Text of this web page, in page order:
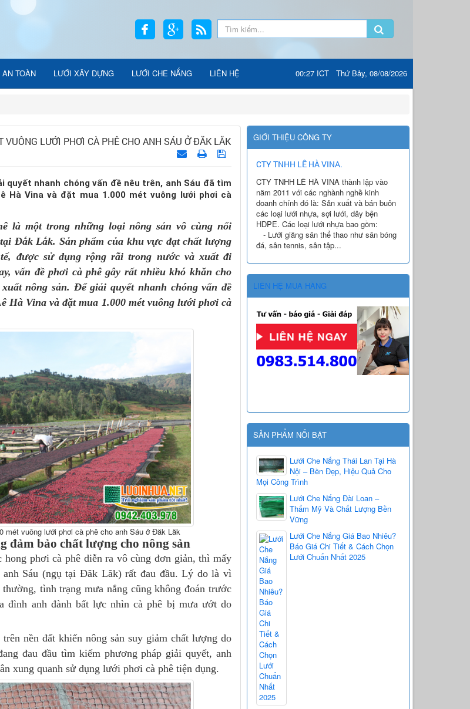
AN TOÀN LƯỚI XÂY DỰNG LƯỚI CHE NẮNG LIÊN HỆ 00:27 ICT Thứ Bảy, 08/08/2026
VUÔNG LƯỚI PHƠI CÀ PHÊ CHO ANH SÁU Ở ĐĂK LĂK
quyết nhanh chóng vấn đề nêu trên, anh Sáu đã tìm
Hà Vina và đặt mua 1.000 mét vuông lưới phơi cà
là một trong những loại nông sản vô cùng nổi
Đắk Lắk. Sản phẩm của khu vực đạt chất lượng
được sử dụng rộng rãi trong nước và xuất đi
vấn đề phơi cà phê gây rất nhiều khó khăn cho
nông sản. Để giải quyết nhanh chóng vấn đề
Hà Vina và đặt mua 1.000 mét vuông lưới phơi cà
mét vuông lưới phơi cà phê cho anh Sáu ở Đăk Lăk
đảm bảo chất lượng cho nông sản
phơi cà phê diễn ra vô cùng đơn giản, thì mấy
Sáu (ngụ tại Đăk Lăk) rất đau đầu. Lý do là vì
tình trạng mưa nắng cũng không đoán trước
đình anh đành bất lực nhìn cà phê bị mưa ướt do
nền đất khiến nông sản suy giảm chất lượng do
đau đầu tìm kiếm phương pháp giải quyết, anh
xung quanh sử dụng lưới phơi cà phê tiện dụng.
GIỚI THIỆU CÔNG TY
CTY TNHH LÊ HÀ VINA.
CTY TNHH LÊ HÀ VINA thành lập vào
năm 2011 với các nghành nghề kinh
doanh chính đó là: Sản xuất và bán buôn
các loại lưới nhựa, sợi lưới, dây bện
HDPE. Các loại lưới nhựa bao gồm:
- Lưới giăng sân thể thao như sân bóng
đá, sân tennis, sân tập...
LIÊN HỆ MUA HÀNG
SẢN PHẨM NỔI BẬT
Lưới Che Nắng Thái Lan Tại Hà
Nội – Bền Đẹp, Hiệu Quả Cho
Mọi Công Trình
Lưới Che Nắng Đài Loan –
Thẩm Mỹ Và Chất Lượng Bền
Vững
Lưới Che Nắng Giá Bao Nhiêu?
Báo Giá Chi Tiết & Cách Chọn
Lưới Chuẩn Nhất 2025